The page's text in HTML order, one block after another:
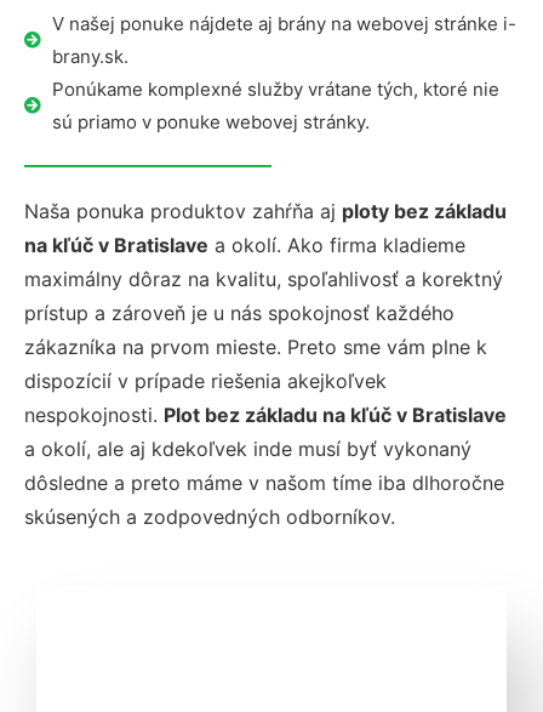
V našej ponuke nájdete aj brány na webovej stránke i-
brany.sk.
Ponúkame komplexné služby vrátane tých, ktoré nie
sú priamo v ponuke webovej stránky.
Naša ponuka produktov zahŕňa aj ploty bez základu
na kľúč v Bratislave a okolí. Ako firma kladieme
maximálny dôraz na kvalitu, spoľahlivosť a korektný
prístup a zároveň je u nás spokojnosť každého
zákazníka na prvom mieste. Preto sme vám plne k
dispozícií v prípade riešenia akejkoľvek
nespokojnosti. Plot bez základu na kľúč v Bratislave
a okolí, ale aj kdekoľvek inde musí byť vykonaný
dôsledne a preto máme v našom tíme iba dlhoročne
skúsených a zodpovedných odborníkov.